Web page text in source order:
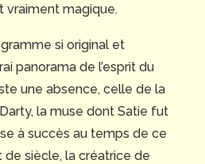
vraiment magique.
si original et
panorama de l’esprit du
une absence, celle de la
la muse dont Satie fut
à succès au temps de ce
de siècle, la créatrice de